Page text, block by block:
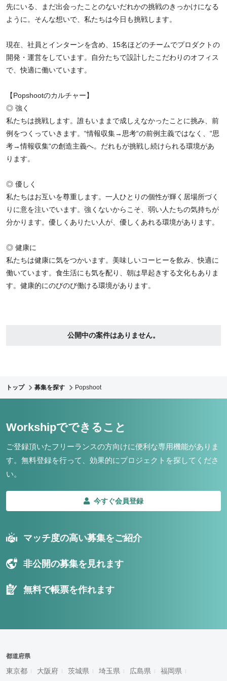
先にいる、まだ出会ったことのないだれかの挑戦のきっかけになる
ように。そんな想いで、私たちは今日も挑戦します。
現在、社員とインターンを含め、15名ほどのチームでプロダクトの
開発・運営をしています。自分たちで設計したこだわりのオフィス
で、快適に働いています。
【Popshootのカルチャー】
◎ 強く
私たちは挑戦します。誰もいままで成しえなかったことに挑み、前
例をつくっていきます。“情報収集→思考“の前例主義ではなく、“思
考→情報収集“の創造主義へ。だれもが挑戦し続けられる環境があ
ります。
◎ 優しく
私たちはお互いを尊重します。一人ひとりの個性が輝く居場所づく
りに意を注いでいます。強くないからこそ、弱い人たちの気持ちが
分かります。優しくありたい人が、優しくあれる環境があります。
◎ 健康に
私たちは健康に気をつかいます。美味しいコーヒーを飲み、快適に
働いています。食生活にも気を配り、朝は早起きする文化もありま
す。健康的にのびのび働ける環境があります。
公開中の案件はありません。
トップ 募集を探す Popshoot
Workshipでできること
ご登録頂いたフリーランスの方向けに便利な専用機能がありま
す。 無料登録を行って、効果的にプロジェクトを探してくださ
い。
今すぐ会員登録
マッチ度の高い募集をご紹介
非公開の募集を見れます
無料で帳票を作れます
都道府県
東京都 大阪府 茨城県 埼玉県 広島県 福岡県